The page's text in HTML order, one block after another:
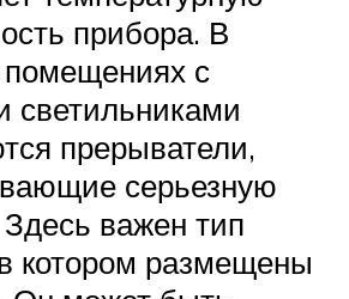
прибора. В
с
прерыватели,
серьезную
Здесь важен тип
котором размещены